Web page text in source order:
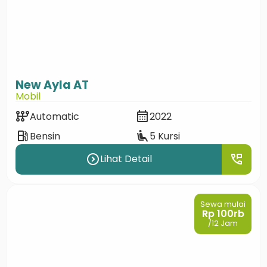
New Ayla AT
Mobil
auto_transmissionAutomatic calendar_month2022
local_gas_stationBensin airline_seat_recline_extra5 Kursi
expand_circle_rightLihat Detail perm_phone_msg
Sewa mulai
Rp 100rb
/12 Jam